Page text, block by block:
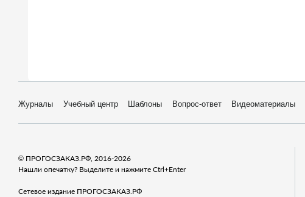
Журналы Учебный центр Шаблоны Вопрос-ответ Видеоматериалы
© ПРОГОСЗАКАЗ.РФ, 2016-2026
Нашли опечатку? Выделите и нажмите Ctrl+Enter
Сетевое издание ПРОГОСЗАКАЗ.РФ